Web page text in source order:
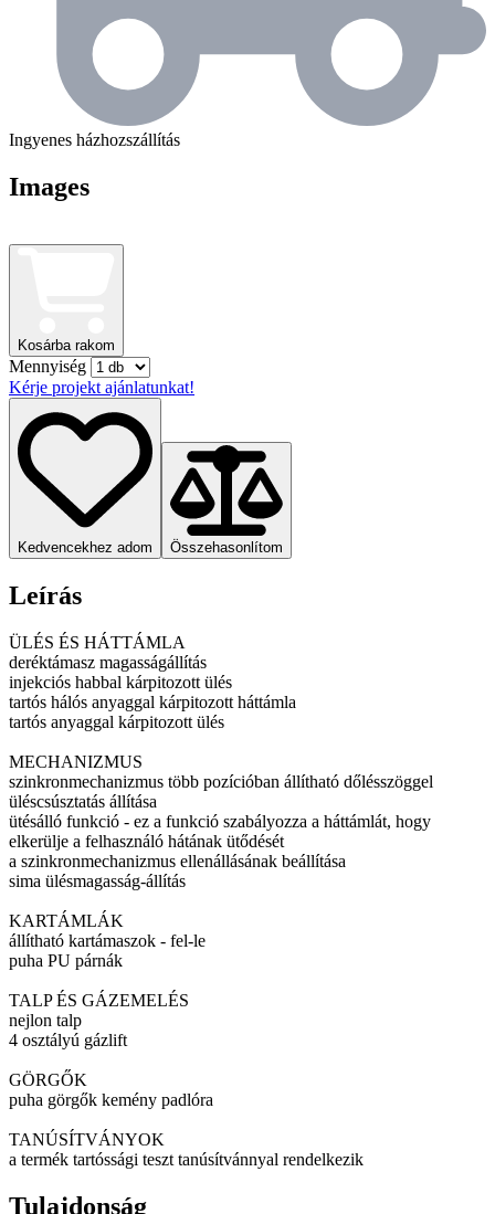
Ingyenes házhozszállítás
Images
Kosárba rakom
Mennyiség
Kérje projekt ajánlatunkat!
Kedvencekhez adom Összehasonlítom
Leírás
ÜLÉS ÉS HÁTTÁMLA
deréktámasz magasságállítás
injekciós habbal kárpitozott ülés
tartós hálós anyaggal kárpitozott háttámla
tartós anyaggal kárpitozott ülés
MECHANIZMUS
szinkronmechanizmus több pozícióban állítható dőlésszöggel
üléscsúsztatás állítása
ütésálló funkció - ez a funkció szabályozza a háttámlát, hogy
elkerülje a felhasználó hátának ütődését
a szinkronmechanizmus ellenállásának beállítása
sima ülésmagasság-állítás
KARTÁMLÁK
állítható kartámaszok - fel-le
puha PU párnák
TALP ÉS GÁZEMELÉS
nejlon talp
4 osztályú gázlift
GÖRGŐK
puha görgők kemény padlóra
TANÚSÍTVÁNYOK
a termék tartóssági teszt tanúsítvánnyal rendelkezik
Tulajdonság